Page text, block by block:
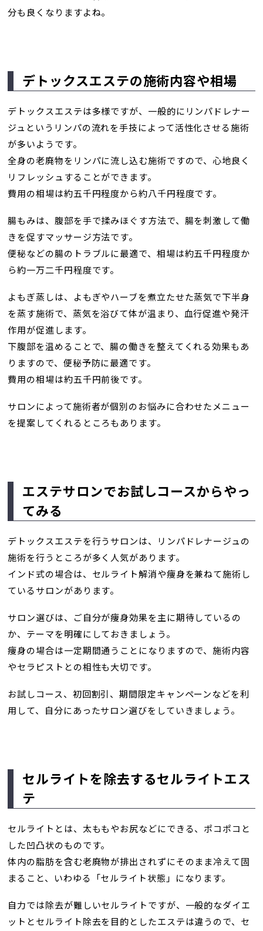
分も良くなりますよね。
デトックスエステの施術内容や相場
デトックスエステは多様ですが、一般的にリンパドレナー
ジュというリンパの流れを手技によって活性化させる施術
が多いようです。
全身の老廃物をリンパに流し込む施術ですので、心地良く
リフレッシュすることができます。
費用の相場は約五千円程度から約八千円程度です。
腸もみは、腹部を手で揉みほぐす方法で、腸を刺激して働
きを促すマッサージ方法です。
便秘などの腸のトラブルに最適で、相場は約五千円程度か
ら約一万二千円程度です。
よもぎ蒸しは、よもぎやハーブを煮立たせた蒸気で下半身
を蒸す施術で、蒸気を浴びて体が温まり、血行促進や発汗
作用が促進します。
下腹部を温めることで、腸の働きを整えてくれる効果もあ
りますので、便秘予防に最適です。
費用の相場は約五千円前後です。
サロンによって施術者が個別のお悩みに合わせたメニュー
を提案してくれるところもあります。
エステサロンでお試しコースからやっ
てみる
デトックスエステを行うサロンは、リンパドレナージュの
施術を行うところが多く人気があります。
インド式の場合は、セルライト解消や痩身を兼ねて施術し
ているサロンがあります。
サロン選びは、ご自分が痩身効果を主に期待しているの
か、テーマを明確にしておきましょう。
痩身の場合は一定期間通うことになりますので、施術内容
やセラピストとの相性も大切です。
お試しコース、初回割引、期間限定キャンペーンなどを利
用して、自分にあったサロン選びをしていきましょう。
セルライトを除去するセルライトエス
テ
セルライトとは、太ももやお尻などにできる、ポコポコと
した凹凸状のものです。
体内の脂肪を含む老廃物が排出されずにそのまま冷えて固
まること、いわゆる「セルライト状態」になります。
自力では除去が難しいセルライトですが、一般的なダイエ
ットとセルライト除去を目的としたエステは違うので、セ